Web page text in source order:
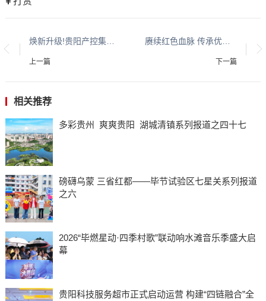
焕新升级!贵阳产控集团旗下桃源河景区 从“山水漂流”到“全域旅居”的生态实践
上一篇
赓续红色血脉 传承优良家风
下一篇
相关推荐
多彩贵州 爽爽贵阳 湖城清镇系列报道之四十七
磅礴乌蒙 三省红都——毕节试验区七星关系列报道
之六
2026“毕燃星动·四季村歌”联动响水滩音乐季盛大启
幕
贵阳科技服务超市正式启动运营 构建“四链融合”全